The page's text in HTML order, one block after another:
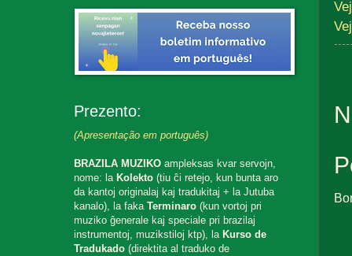
Prezento:
(Apresentação em português)
BRAZILA MUZIKO ampleksas kvar servojn,
nome: la Kolekto (tiu ĉi retejo, kun bunta aro
da kantoj originalaj kaj tradukitaj + la Jutuba
kanalo), la fakaTerminaro (kun vortoj pri
muziko ĝenerale kaj speciale pri brazilaj
instrumentoj, muzikstiloj ktp), la Kurso de
Tradukado (direktita al traduko de